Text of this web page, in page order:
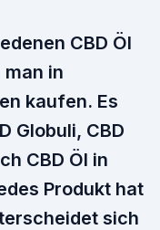
CBD Öl
in
kaufen. Es
Globuli, CBD
CBD Öl in
Produkt hat
sich